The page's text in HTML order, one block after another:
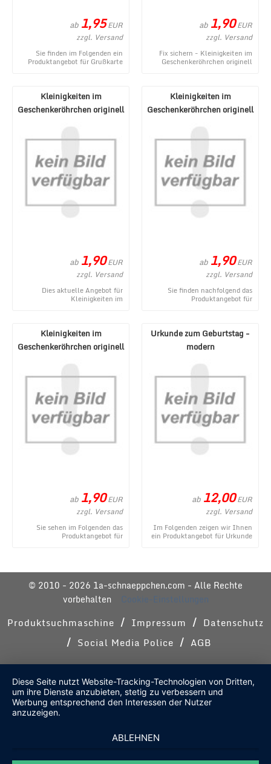
ab 1,95EUR
zzgl. Versand
Sie finden im Folgenden ein
Produktangebot für Grußkarte
ab 1,90EUR
zzgl. Versand
Fix sichern - Kleinigkeiten im
Geschenkeröhrchen originell
Kleinigkeiten im
Geschenkeröhrchen originell
ab 1,90EUR
zzgl. Versand
Dies aktuelle Angebot für
Kleinigkeiten im
Kleinigkeiten im
Geschenkeröhrchen originell
ab 1,90EUR
zzgl. Versand
Sie finden nachfolgend das
Produktangebot für
Kleinigkeiten im
Geschenkeröhrchen originell
ab 1,90EUR
zzgl. Versand
Sie sehen im Folgenden das
Produktangebot für
Urkunde zum Geburtstag -
modern
ab 12,00EUR
zzgl. Versand
Im Folgenden zeigen wir Ihnen
ein Produktangebot für Urkunde
© 2010 - 2026 1a-schnaeppchen.com - Alle Rechte
vorbehalten
Cookie-Einstellungen
Produktsuchmaschine / Impressum / Datenschutz
/ Social Media Police / AGB
Diese Seite nutzt Website-Tracking-Technologien von Dritten,
um ihre Dienste anzubieten, stetig zu verbessern und
Werbung entsprechend den Interessen der Nutzer
anzuzeigen.
ABLEHNEN